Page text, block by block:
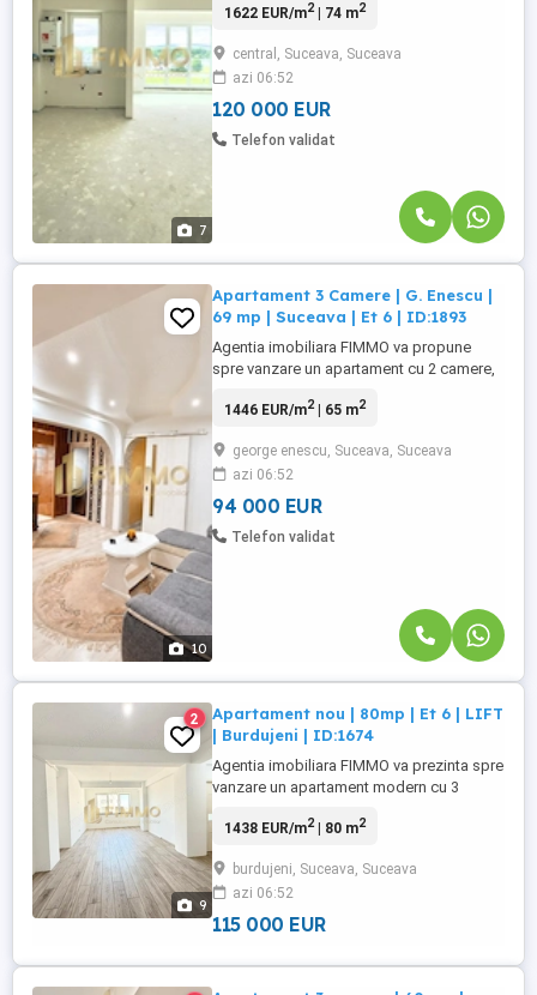
7
Residence , ideal pentru cei care isi
constructie de ultima generatie, pe care sa
o amenajeze dupa propriul stil si
preferinte. Apartamentul dispune ...
1622 EUR/m2| 74 m2
central, Suceava, Suceava
azi 06:52
120 000 EUR
Telefon validat
10
Apartament 3 Camere | G. Enescu |
69 mp | Suceava | Et 6 | ID:1893
Agentia imobiliara FIMMO va propune
spre vanzare un apartament cu 2 camere,
Lidl, o locatie apreciata pentru
de interes necesare vietii de zi cu zi.
Proprietatea este amplasata la etajul 6 al
unui imobil cu regim ...
1446 EUR/m2| 65 m2
george enescu, Suceava, Suceava
azi 06:52
94 000 EUR
Telefon validat
9
2
Apartament nou | 80mp | Et 6 | LIFT
| Burdujeni | ID:1674
Agentia imobiliara FIMMO va prezinta spre
vanzare un apartament modern cu 3
imobil dotat cu lift, amplasat intr-un cartier
Imobilul face parte dintr-un ansamblu
rezidential construit recent, blocul fiind
finalizat in anul ...
1438 EUR/m2| 80 m2
burdujeni, Suceava, Suceava
azi 06:52
115 000 EUR